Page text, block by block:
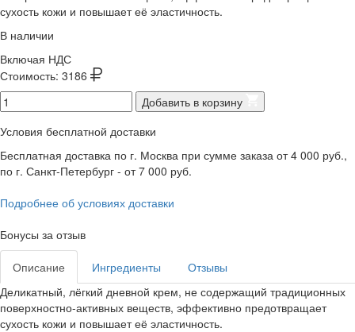
сухость кожи и повышает её эластичность.
В наличии
Включая НДС
Стоимость: 3186
Добавить в корзину
Условия бесплатной доставки
Бесплатная доставка по г. Москва при сумме заказа от 4 000 руб.,
по г. Санкт-Петербург - от 7 000 руб.
Подробнее об условиях доставки
Бонусы за отзыв
Описание Ингредиенты
Отзывы
Деликатный, лёгкий дневной крем, не содержащий традиционных
поверхностно-активных веществ, эффективно предотвращает
сухость кожи и повышает её эластичность.